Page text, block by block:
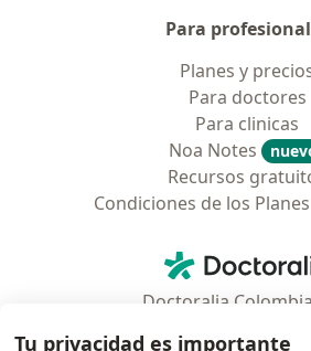
Para
Planes y
Para doctores
Para clinicas
Noa Notes
Recursos
Condiciones de los
Doctoralia
Tu privacidad es importante